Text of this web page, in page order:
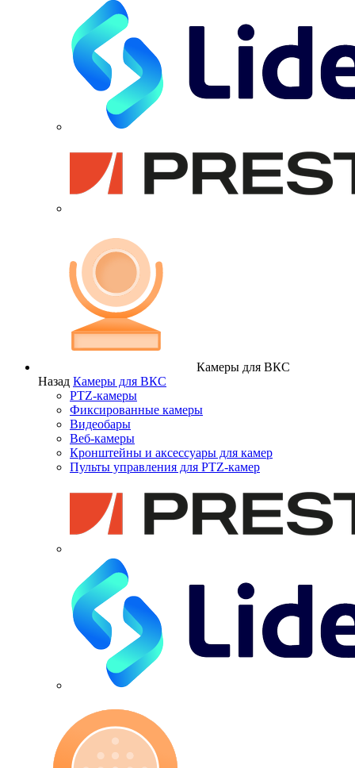
Камеры для ВКС
Назад Камеры для ВКС
PTZ-камеры
Фиксированные камеры
Видеобары
Веб-камеры
Кронштейны и аксессуары для камер
Пульты управления для PTZ-камер